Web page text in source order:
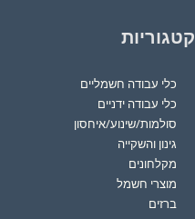
קטגוריות
כלי עבודה חשמליים
כלי עבודה ידניים
סולמות/שינוע/איחסון
גינון והשקייה
מקלחונים
מוצרי חשמל
ברזים